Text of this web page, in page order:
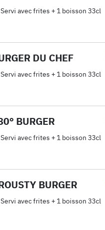
avec frites + 1 boisson 33cl
DU CHEF
avec frites + 1 boisson 33cl
BURGER
avec frites + 1 boisson 33cl
BURGER
avec frites + 1 boisson 33cl